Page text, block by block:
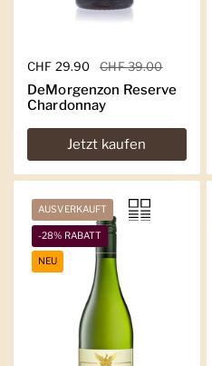
Regulärer Preis
CHF 29.90 Sale-Preis
CHF 39.00
DeMorgenzon Reserve
Chardonnay
Jetzt kaufen
AUSVERKAUFT
-28% RABATT
NEU